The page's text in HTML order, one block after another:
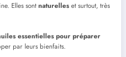
Elles sontnaturelles et surtout, très
essentielles pour préparer
par leurs bienfaits.